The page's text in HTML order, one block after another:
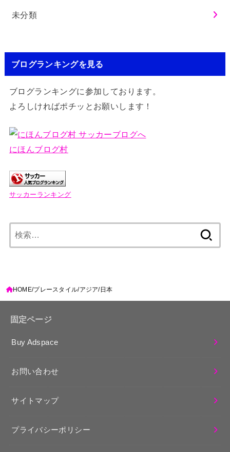
未分類
ブログランキングを見る
ブログランキングに参加しております。
よろしければポチッとお願いします！
にほんブログ村
サッカーランキング
索:
HOME プレースタイル アジア 日本
固定ページ
Buy Adspace
お問い合わせ
サイトマップ
プライバシーポリシー